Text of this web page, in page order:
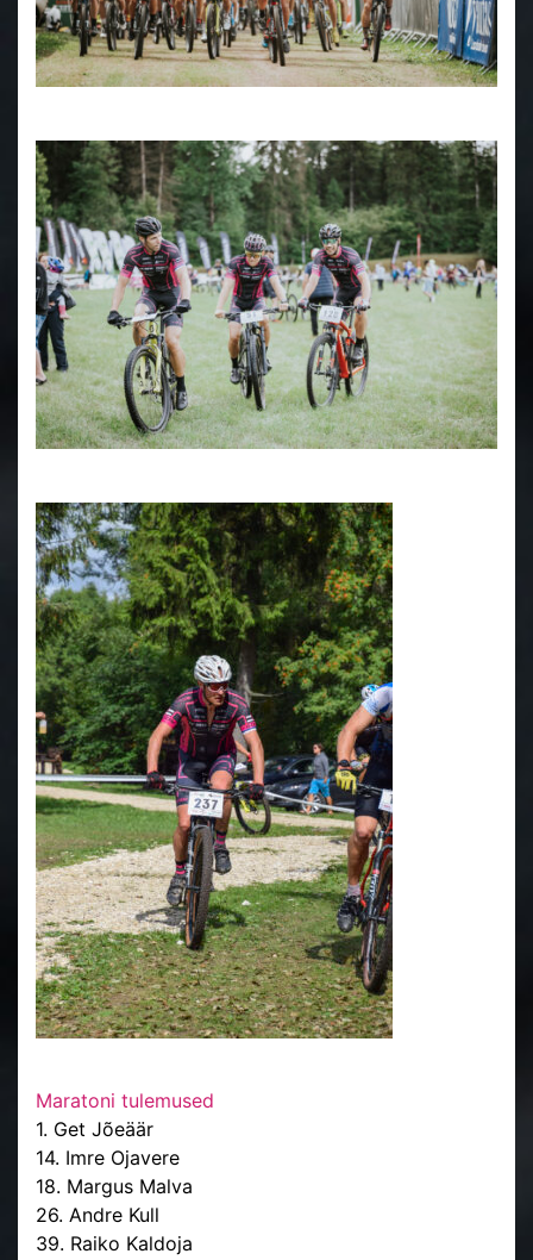
Maratoni tulemused
1. Get Jõeäär
14. Imre Ojavere
18. Margus Malva
26. Andre Kull
39. Raiko Kaldoja